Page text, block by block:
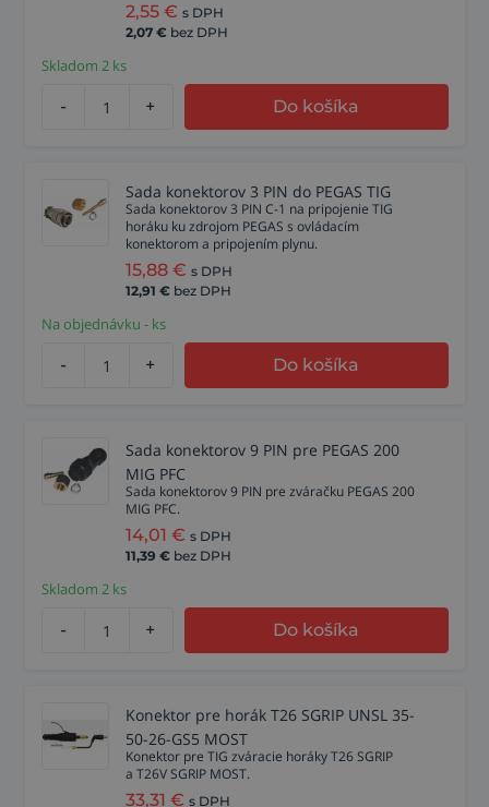
2,55 € s DPH
2,07 € bez DPH
Skladom 2 ks
- + Do košíka
Sada konektorov 3 PIN do PEGAS TIG
Sada konektorov 3 PIN C-1 na pripojenie TIG
horáku ku zdrojom PEGAS s ovládacím
konektorom a pripojením plynu.
15,88 € s DPH
12,91 € bez DPH
Na objednávku - ks
- + Do košíka
Sada konektorov 9 PIN pre PEGAS 200
MIG PFC
Sada konektorov 9 PIN pre zváračku PEGAS 200
MIG PFC.
14,01 € s DPH
11,39 € bez DPH
Skladom 2 ks
- + Do košíka
Konektor pre horák T26 SGRIP UNSL 35-
50-26-GS5 MOST
Konektor pre TIG zváracie horáky T26 SGRIP
a T26V SGRIP MOST.
33,31 € s DPH